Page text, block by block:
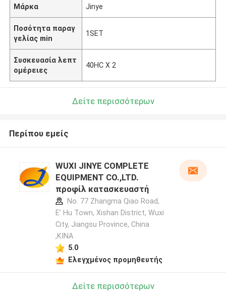
Μάρκα Jinye
Ποσότητα παραγ
γελίας min
1SET
Συσκευασία λεπτ
ομέρειες
40HC Χ 2
Δείτε περισσότερων
Περίπου εμείς
WUXI JINYE COMPLETE
EQUIPMENT CO.,LTD.
προφίλ κατασκευαστή
No. 77 Zhangma Qiao Road,
E' Hu Town, Xishan District, Wuxi
City, Jiangsu Province, China
,ΚΙΝΑ
5.0
Ελεγχμένος προμηθευτής
Δείτε περισσότερων